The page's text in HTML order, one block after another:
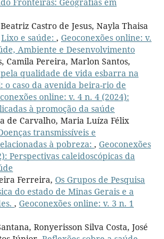
Fronteiras: Geografias em
Castro de Jesus, Nayla Thaisa
Lixo e saúde: , Geoconexões online: v.
Ambiente e Desenvolvimento
Camila Pereira, Marlon Santos,
qualidade de vida esbarra na
o caso da avenida beira-rio de
online: v. 4 n. 4 (2024):
à promoção da saúde
de Carvalho, Maria Luíza Félix
transmissíveis e
à pobreza: , Geoconexões
Perspectivas caleidoscópicas da
Ferreira, Os Grupos de Pesquisa
do estado de Minas Gerais e a
, Geoconexões online: v. 3 n. 1
Ronyerisson Silva Costa, José